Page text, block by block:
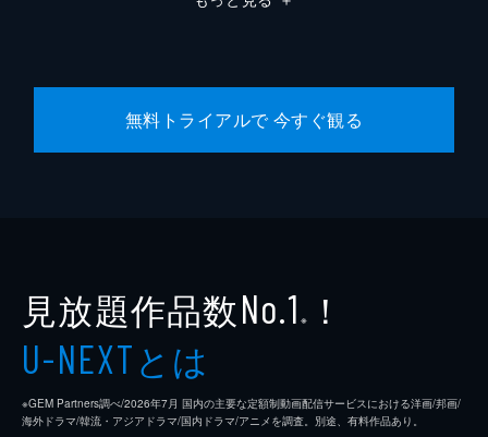
無料トライアルで 今すぐ観る
見放題作品数No.1 ※ ！
U-NEXTとは
※GEM Partners調べ/2026年7⽉ 国内の主要な定額制動画配信サービスにおける洋画/邦画/
海外ドラマ/韓流・アジアドラマ/国内ドラマ/アニメを調査。別途、有料作品あり。